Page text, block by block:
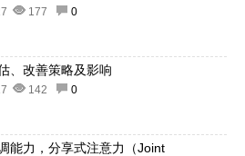
177 0
、改善策略及影响
142 0
能力，分享式注意力（Joint